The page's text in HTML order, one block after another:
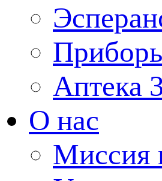
Аптека
О нас
Миссия